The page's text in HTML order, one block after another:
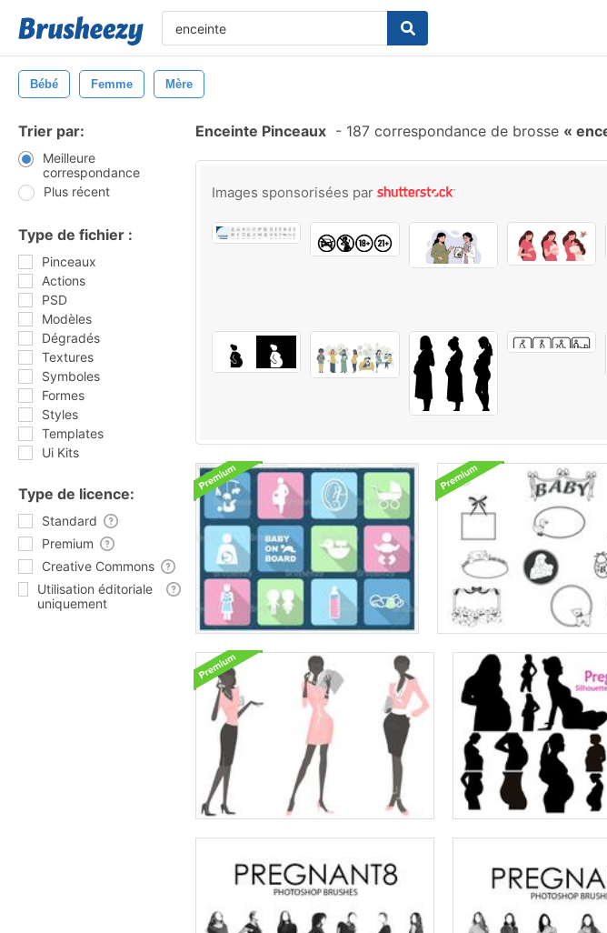
Bébé Femme Mère
Trier par:
Meilleure
correspondance
Plus récent
Type de fichier :
Pinceaux
Actions
PSD
Modèles
Dégradés
Textures
Symboles
Formes
Styles
Templates
Ui Kits
Type de licence:
Standard
Premium
Creative Commons
Utilisation éditoriale
uniquement
Enceinte Pinceaux - 187 correspondance de brosse
Images sponsorisées par